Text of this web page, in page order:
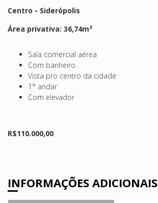
Centro - Siderópolis
Área privativa: 36,74m²
Sala comercial aérea
Com banheiro
Vista pro centro da cidade
1° andar
Com elevador
R$110.000,00
INFORMAÇÕES ADICIONAIS